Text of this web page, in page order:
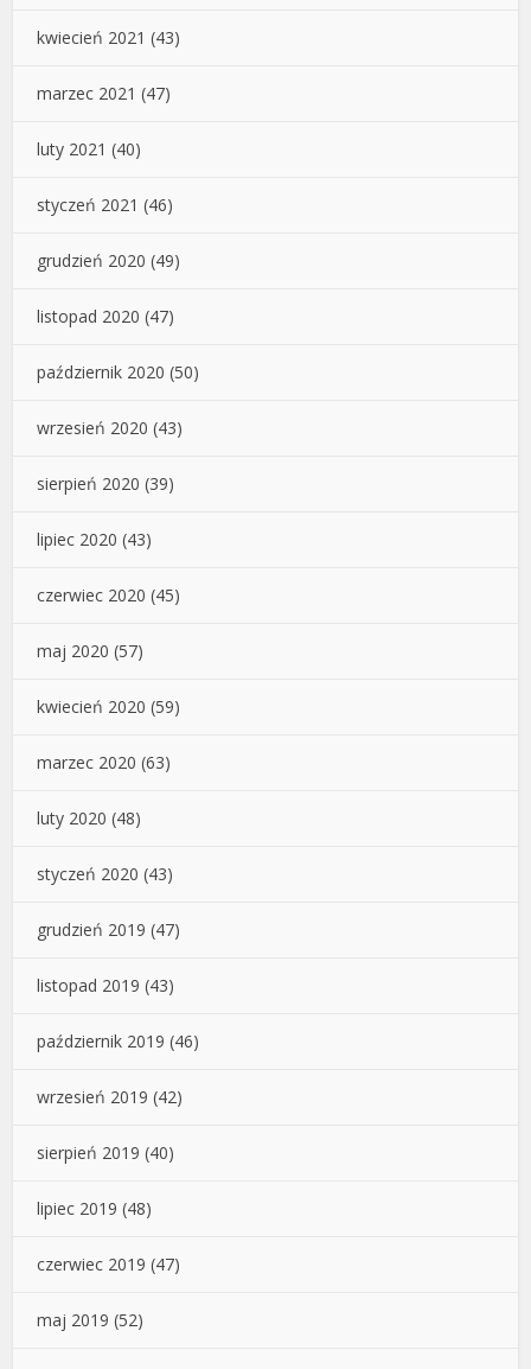
kwiecień 2021 (43)
marzec 2021 (47)
luty 2021 (40)
styczeń 2021 (46)
grudzień 2020 (49)
listopad 2020 (47)
październik 2020 (50)
wrzesień 2020 (43)
sierpień 2020 (39)
lipiec 2020 (43)
czerwiec 2020 (45)
maj 2020 (57)
kwiecień 2020 (59)
marzec 2020 (63)
luty 2020 (48)
styczeń 2020 (43)
grudzień 2019 (47)
listopad 2019 (43)
październik 2019 (46)
wrzesień 2019 (42)
sierpień 2019 (40)
lipiec 2019 (48)
czerwiec 2019 (47)
maj 2019 (52)